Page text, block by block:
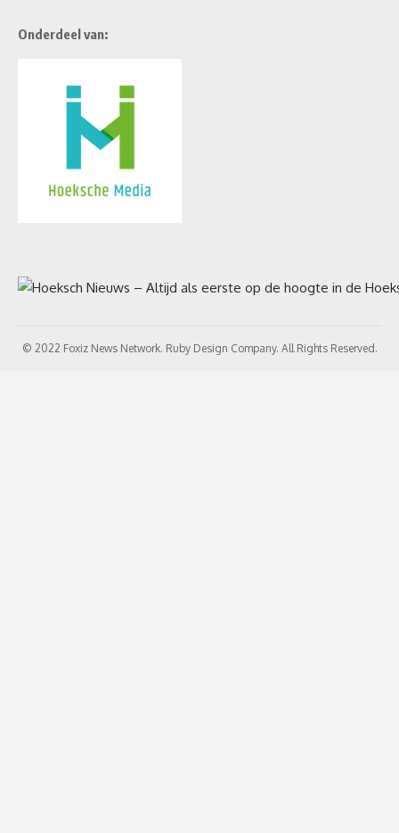
Onderdeel van:
© 2022 Foxiz News Network. Ruby Design Company. All Rights Reserved.